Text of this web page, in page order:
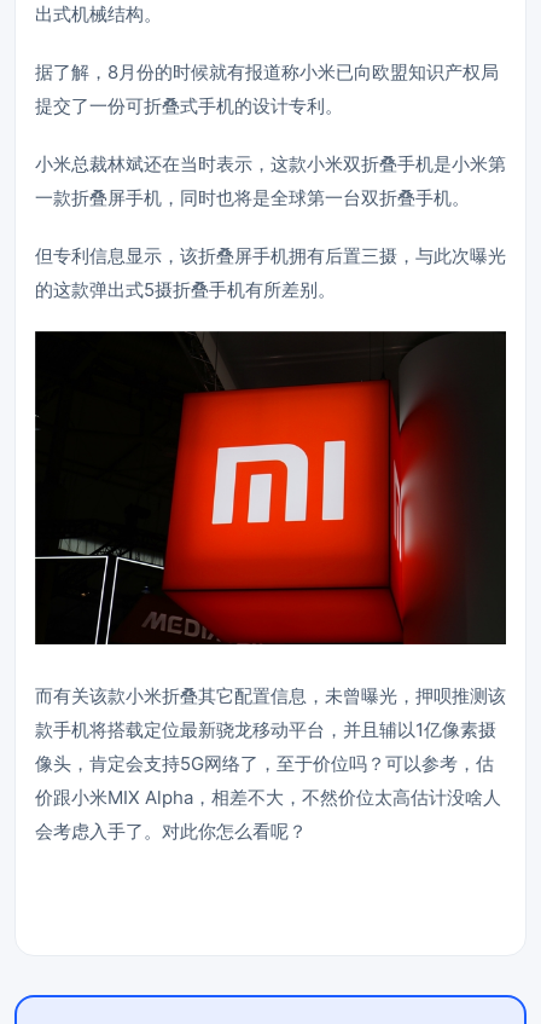
出式机械结构。
据了解，8月份的时候就有报道称小米已向欧盟知识产权局
提交了一份可折叠式手机的设计专利。
小米总裁林斌还在当时表示，这款小米双折叠手机是小米第
一款折叠屏手机，同时也将是全球第一台双折叠手机。
但专利信息显示，该折叠屏手机拥有后置三摄，与此次曝光
的这款弹出式5摄折叠手机有所差别。
而有关该款小米折叠其它配置信息，未曾曝光，押呗推测该
款手机将搭载定位最新骁龙移动平台，并且辅以1亿像素摄
像头，肯定会支持5G网络了，至于价位吗？可以参考，估
价跟小米MIX Alpha，相差不大，不然价位太高估计没啥人
会考虑入手了。对此你怎么看呢？